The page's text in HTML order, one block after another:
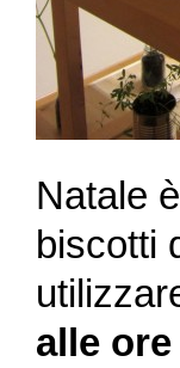
Natale
biscotti
alle